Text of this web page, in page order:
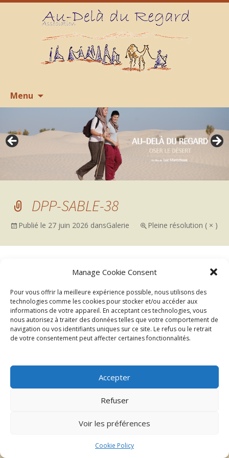
Manage Cookie Consent
Pour vous offrir la meilleure expérience possible, nous utilisons des
technologies comme les cookies pour stocker et/ou accéder aux
informations de votre appareil. En acceptant ces technologies, vous
nous autorisez à traiter des données telles que votre comportement de
navigation ou vos identifiants uniques sur ce site. Le refus ou le retrait
de votre consentement peut affecter certaines fonctionnalités.
Accepter
Refuser
Voir les préférences
Cookie Policy
Menu
contenu
DPP-SABLE-38
Publié le 27 juin 2026 dansGalerie Pleine résolution ( × )
→
| ©2026 Au delà du regard